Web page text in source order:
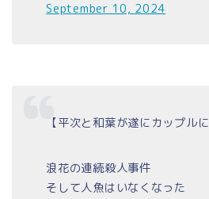
September 10, 2024
【平次と和葉が遂にカップルに
浪花の連続殺人事件
そして人魚はいなくなった